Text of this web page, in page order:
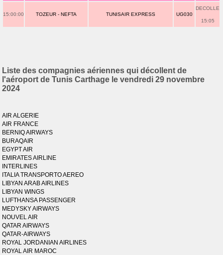
15:00:00 TOZEUR - NEFTA TUNISAIR EXPRESS UG030
DECOLLE
15:05
Liste des compagnies aériennes qui décollent de
l'aéroport de Tunis Carthage le vendredi 29 novembre
2024
AIR ALGERIE
AIR FRANCE
BERNIQ AIRWAYS
BURAQAIR
EGYPT AIR
EMIRATES AIRLINE
INTERLINES
ITALIA TRANSPORTO AEREO
LIBYAN ARAB AIRLINES
LIBYAN WINGS
LUFTHANSA PASSENGER
MEDYSKY AIRWAYS
NOUVEL AIR
QATAR AIRWAYS
QATAR-AIRWAYS
ROYAL JORDANIAN AIRLINES
ROYAL AIR MAROC